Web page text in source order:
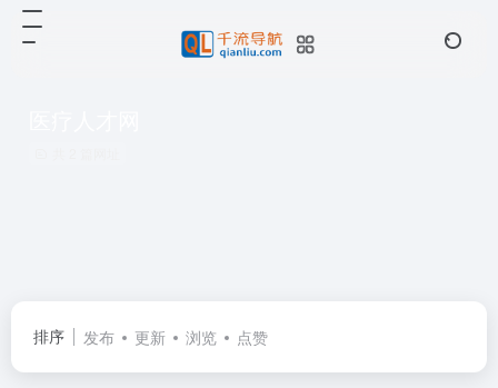
排序 发布 更新 浏览 点赞